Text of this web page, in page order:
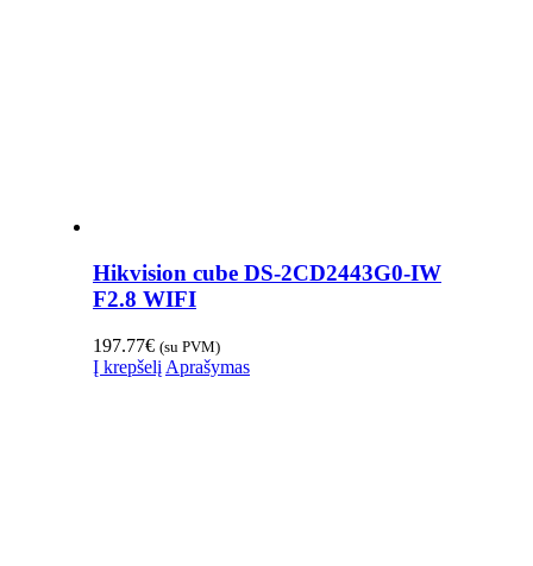
Hikvision cube DS-2CD2443G0-IW
F2.8 WIFI
197.77€ (su PVM)
Į krepšelį Aprašymas